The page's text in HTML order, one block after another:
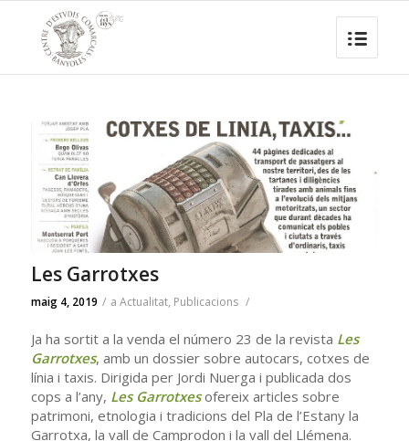
Les Garrotxes
maig 4, 2019 / a Actualitat, Publicacions /
Ja ha sortit a la venda el número 23 de la revista Les
Garrotxes, amb un dossier sobre autocars, cotxes de
línia i taxis. Dirigida per Jordi Nuerga i publicada dos
cops a l’any, Les Garrotxesofereix articles sobre
patrimoni, etnologia i tradicions del Pla de l’Estany la
Garrotxa, la vall de Camprodon i la vall del Llémena.